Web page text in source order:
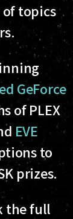
topics
GeForce
of PLEX
EVE
to
prizes.
the full